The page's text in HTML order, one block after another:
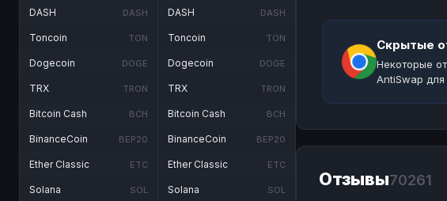
DASH DASH
Toncoin TON
Dogecoin DOGE
TRX TRON
Bitcoin Cash BCH
BinanceCoin BEP20
Ether Classic ETC
Solana SOL
DASH DASH
Toncoin TON
Dogecoin DOGE
TRX TRON
Bitcoin Cash BCH
BinanceCoin BEP20
Ether Classic ETC
Solana SOL
Скрытые
Некоторые
AntiSwap
Отзывы70261